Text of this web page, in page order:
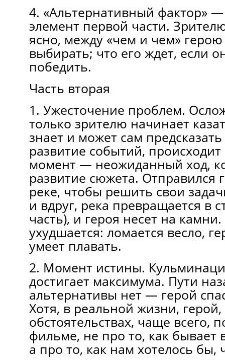
4. «Альтернативный фактор»
элемент первой части.
ясно, между «чем и чем»
выбирать; что его ждет, если
победить.
Часть вторая
1. Ужесточение проблем.
только зрителю начинает
знает и может сам
развитие событий,
момент — неожиданный ход,
развитие сюжета. Отправился
реке, чтобы решить свои
и вдруг, река превращается в
часть), и героя несет на
ухудшается: ломается весло,
умеет плавать.
2. Момент истины.
достигает максимума. Пути
альтернативы нет — герой
Хотя, в реальной жизни,
обстоятельствах, чаще всего,
фильме, не про то, как бывает
а про то, как нам хотелось бы,